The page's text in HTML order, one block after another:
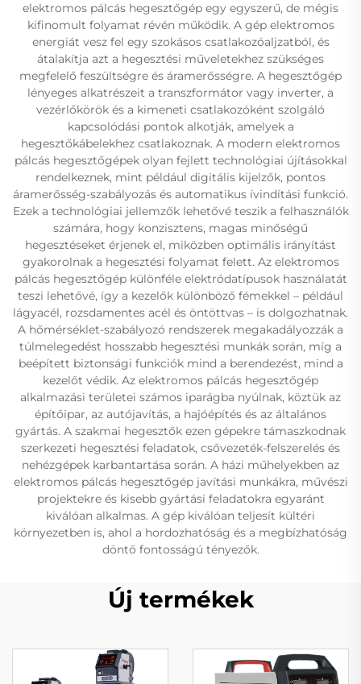
elektromos pálcás hegesztőgép egy egyszerű, de mégis
kifinomult folyamat révén működik. A gép elektromos
energiát vesz fel egy szokásos csatlakozóaljzatból, és
átalakítja azt a hegesztési műveletekhez szükséges
megfelelő feszültségre és áramerősségre. A hegesztőgép
lényeges alkatrészeit a transzformátor vagy inverter, a
vezérlőkörök és a kimeneti csatlakozóként szolgáló
kapcsolódási pontok alkotják, amelyek a
hegesztőkábelekhez csatlakoznak. A modern elektromos
pálcás hegesztőgépek olyan fejlett technológiai újításokkal
rendelkeznek, mint például digitális kijelzők, pontos
áramerősség-szabályozás és automatikus ívindítási funkció.
Ezek a technológiai jellemzők lehetővé teszik a felhasználók
számára, hogy konzisztens, magas minőségű
hegesztéseket érjenek el, miközben optimális irányítást
gyakorolnak a hegesztési folyamat felett. Az elektromos
pálcás hegesztőgép különféle elektródatípusok használatát
teszi lehetővé, így a kezelők különböző fémekkel – például
lágyacél, rozsdamentes acél és öntöttvas – is dolgozhatnak.
A hőmérséklet-szabályozó rendszerek megakadályozzák a
túlmelegedést hosszabb hegesztési munkák során, míg a
beépített biztonsági funkciók mind a berendezést, mind a
kezelőt védik. Az elektromos pálcás hegesztőgép
alkalmazási területei számos iparágba nyúlnak, köztük az
építőipar, az autójavítás, a hajóépítés és az általános
gyártás. A szakmai hegesztők ezen gépekre támaszkodnak
szerkezeti hegesztési feladatok, csővezeték-felszerelés és
nehézgépek karbantartása során. A házi műhelyekben az
elektromos pálcás hegesztőgép javítási munkákra, művészi
projektekre és kisebb gyártási feladatokra egyaránt
kiválóan alkalmas. A gép kiválóan teljesít kültéri
környezetben is, ahol a hordozhatóság és a megbízhatóság
döntő fontosságú tényezők.
Új termékek